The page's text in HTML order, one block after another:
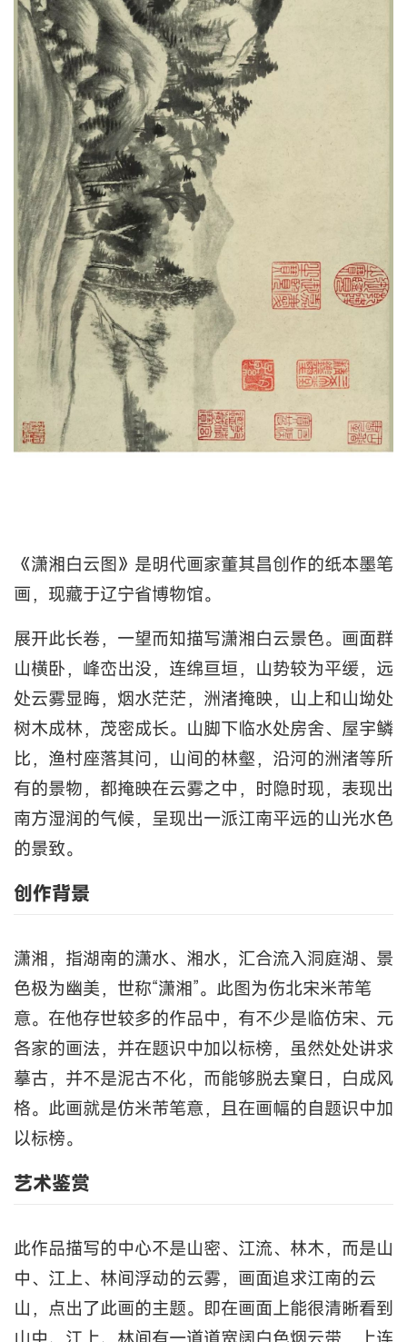
《潇湘白云图》是明代画家董其昌创作的纸本墨笔
画，现藏于辽宁省博物馆。
展开此长卷，一望而知描写潇湘白云景色。画面群
山横卧，峰峦出没，连绵亘垣，山势较为平缓，远
处云雾显晦，烟水茫茫，洲渚掩映，山上和山坳处
树木成林，茂密成长。山脚下临水处房舍、屋宇鳞
比，渔村座落其问，山间的林壑，沿河的洲渚等所
有的景物，都掩映在云雾之中，时隐时现，表现出
南方湿润的气候，呈现出一派江南平远的山光水色
的景致。
创作背景
潇湘，指湖南的潇水、湘水，汇合流入洞庭湖、景
色极为幽美，世称“潇湘”。此图为伤北宋米芾笔
意。在他存世较多的作品中，有不少是临仿宋、元
各家的画法，并在题识中加以标榜，虽然处处讲求
摹古，并不是泥古不化，而能够脱去窠日，白成风
格。此画就是仿米芾笔意，且在画幅的自题识中加
以标榜。
艺术鉴赏
此作品描写的中心不是山密、江流、林木，而是山
中、江上、林间浮动的云雾，画面追求江南的云
山，点出了此画的主题。即在画面上能很清晰看到